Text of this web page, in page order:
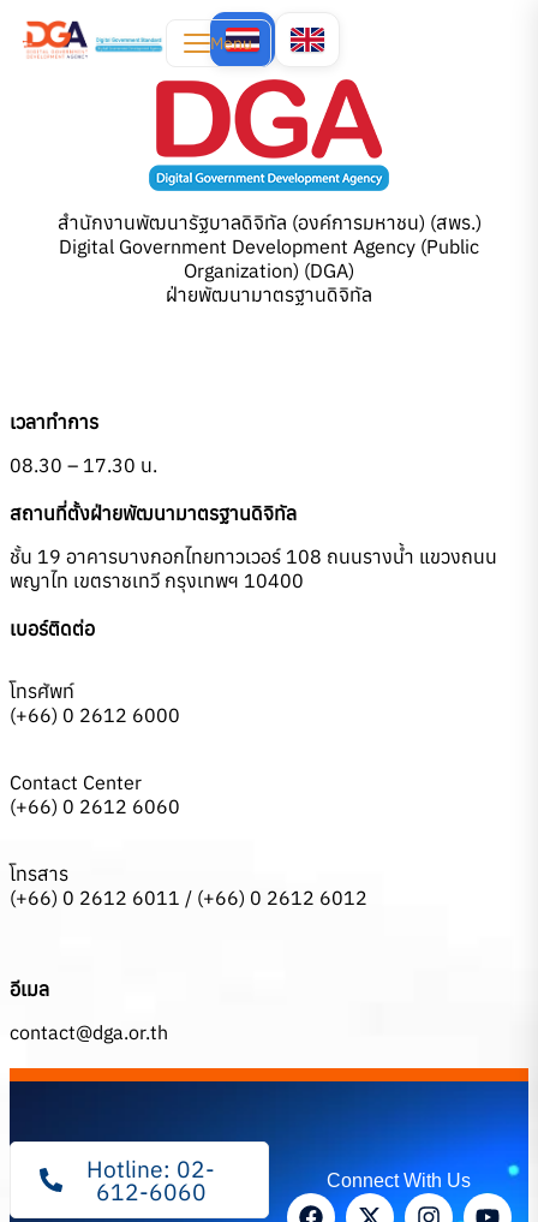
Menu
สำนักงานพัฒนารัฐบาลดิจิทัล (องค์การมหาชน) (สพร.)
Digital Government Development Agency (Public
Organization) (DGA)
ฝ่ายพัฒนามาตรฐานดิจิทัล
เวลาทำการ
08.30 – 17.30 น.
สถานที่ตั้งฝ่ายพัฒนามาตรฐานดิจิทัล
ชั้น 19 อาคารบางกอกไทยทาวเวอร์ 108 ถนนรางน้ำ แขวงถนน
พญาไท เขตราชเทวี กรุงเทพฯ 10400
เบอร์ติดต่อ
โทรศัพท์
(+66) 0 2612 6000
Contact Center
(+66) 0 2612 6060
โทรสาร
(+66) 0 2612 6011 / (+66) 0 2612 6012
อีเมล
contact@dga.or.th
Hotline: 02-
612-6060 Connect With Us